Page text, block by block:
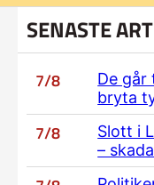
SENASTE
7/8
De går
bryta
7/8
Slott i
–